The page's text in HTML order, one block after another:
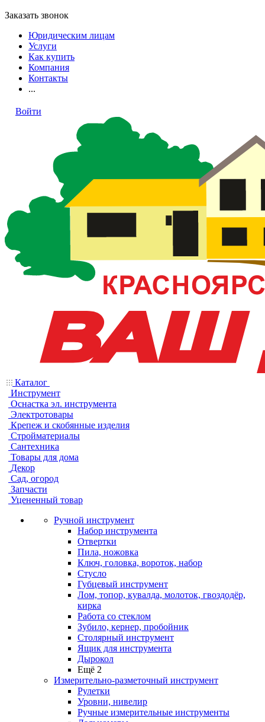
Заказать звонок
Юридическим лицам
Услуги
Как купить
Компания
Контакты
...
Войти
Каталог
Инструмент
Оснастка эл. инструмента
Электротовары
Крепеж и скобянные изделия
Стройматериалы
Сантехника
Товары для дома
Декор
Сад, огород
Запчасти
Уцененный товар
Ручной инструмент
Набор инструмента
Отвертки
Пила, ножовка
Ключ, головка, вороток, набор
Стусло
Губцевый инструмент
Лом, топор, кувалда, молоток, гвоздодёр,
кирка
Работа со стеклом
Зубило, кернер, пробойник
Столярный инструмент
Ящик для инструмента
Дырокол
Ещё 2
Измерительно-разметочный инструмент
Рулетки
Уровни, нивелир
Ручные измерительные инструменты